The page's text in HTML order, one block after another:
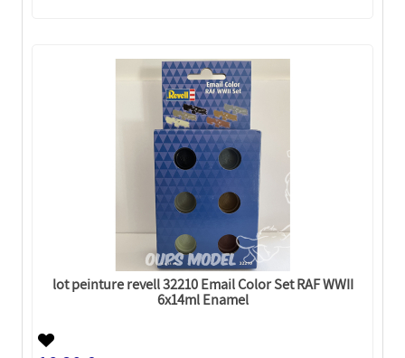
lot peinture revell 32210 Email Color Set RAF WWII
6x14ml Enamel